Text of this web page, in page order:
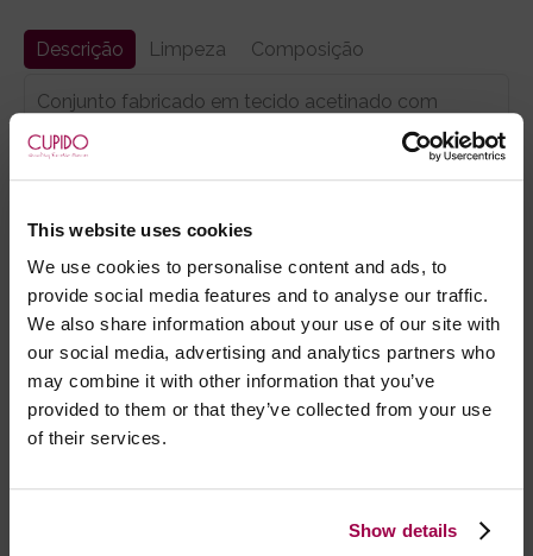
This website uses cookies
We use cookies to personalise content and ads, to
provide social media features and to analyse our traffic.
We also share information about your use of our site with
our social media, advertising and analytics partners who
may combine it with other information that you’ve
provided to them or that they’ve collected from your use
of their services.
Show details
Descrição Limpeza Composição
Conjunto fabricado em tecido acetinado com
elastano,e delicada renda de padrão floral.
Composto por 2 peças:
Fecho na lateral, e cordel atrás para melhor ajuste.
seios;
- Tanga asa delta a condizer.
OBS: Não inclui meias ligas. Veja a nossa categoria,
AQUI.
Marca:Obsessive